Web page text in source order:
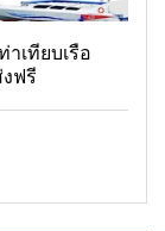
เทียบเรือ
ฟรี